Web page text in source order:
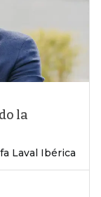
la
Laval Ibérica